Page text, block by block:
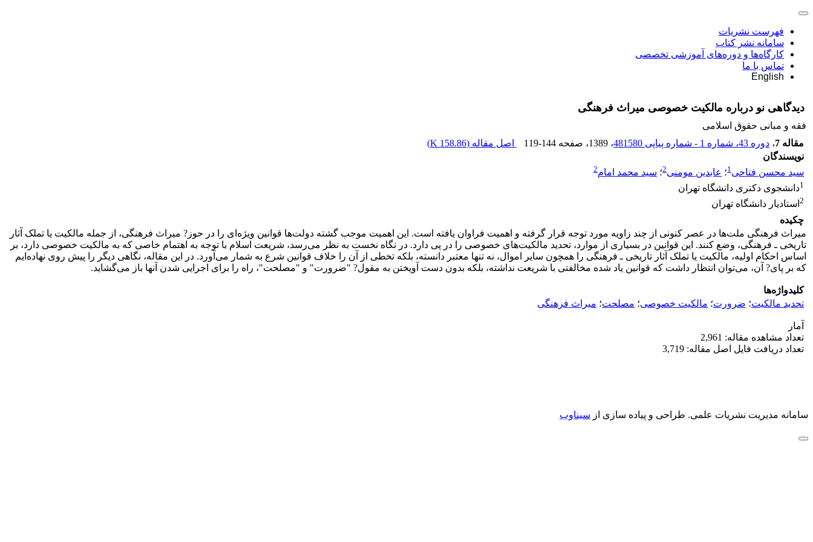
فهرست نشریات
سامانه نشر کتاب
کارگاه‌ها و دوره‌های آموزشی تخصصی
تماس با ما
English
دیدگاهی نو درباره مالکیت خصوصی میراث فرهنگی
فقه و مبانی حقوق اسلامی
مقاله 7
، دوره 43، شماره 1 - شماره پیاپی 481580 ، 1389 ، صفحه 119-144 اصل مقاله (158.86 K
)
نویسندگان
سید محسن فتاحی1؛ عابدین مومنی2؛ سید محمد امام2
1دانشجوی دکتری دانشگاه تهران
2 استادیار دانشگاه تهران
چکیده
میراث فرهنگی ملت‌ها در عصر کنونی از چند زاویه مورد توجه قرار گرفته و اهمیت فراوان یافته است. این اهمیت موجب گشته دولت‌ها قوانین ویژه‌ای را در حوز? میراث فرهنگی، از جمله مالکیت یا تملک آثار
تاریخی ـ فرهنگی، وضع کنند. این قوانین در بسیاری از موارد، تحدید مالکیت‌های خصوصی را در پی دارد. در نگاه نخست به نظر می‌رسد، شریعت اسلام با توجه به اهتمام خاصی که به مالکیت خصوصی دارد، بر
اساس احکام اولیه، مالکیت یا تملک آثار تاریخی ـ فرهنگی را همچون سایر اموال، نه تنها معتبر دانسته، بلکه تخطی از آن را خلاف قوانین شرع به شمار می‌آورد. در این مقاله، نگاهی دیگر را پیش روی نهاده‌ایم
که بر پای? آن، می‌توان انتظار داشت که قوانین یاد شده مخالفتی با شریعت نداشته، بلکه بدون دست آویختن به مقول? "ضرورت" و "مصلحت"، راه را برای اجرایی شدن آنها باز می‌گشاید.
کلیدواژه‌ها
تحدید مالکیت؛ ضرورت؛ مالکیت خصوصی؛ مصلحت؛ میراث فرهنگی
آمار
تعداد مشاهده مقاله: 2,961
تعداد دریافت فایل اصل مقاله: 3,719
سامانه مدیریت نشریات علمی. طراحی و پیاده سازی از سیناوب